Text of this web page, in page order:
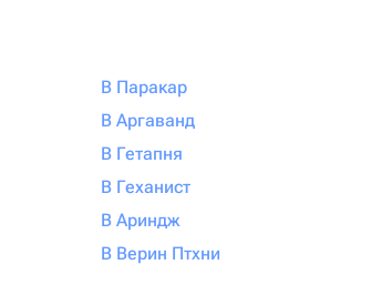
В Паракар
В Аргаванд
В Гетапня
В Геханист
В Ариндж
В Верин Птхни